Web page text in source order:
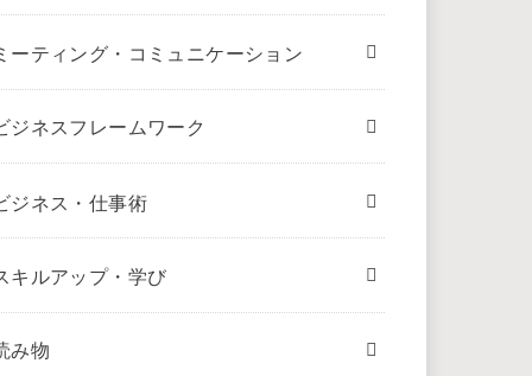
ーティング・コミュニケーション
ジネスフレームワーク
ジネス・仕事術
キルアップ・学び
み物